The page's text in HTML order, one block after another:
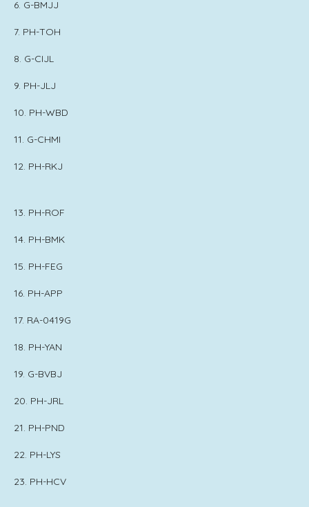
6. G-BMJJ
7. PH-TOH
8. G-CIJL
9. PH-JLJ
10. PH-WBD
11. G-CHMI
12. PH-RKJ
13. PH-ROF
14. PH-BMK
15. PH-FEG
16. PH-APP
17. RA-0419G
18. PH-YAN
19. G-BVBJ
20. PH-JRL
21. PH-PND
22. PH-LYS
23. PH-HCV